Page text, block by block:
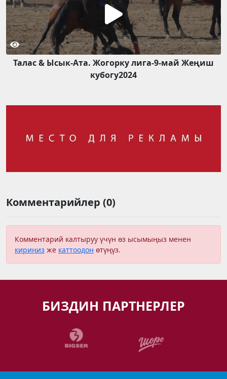
Талас & Ысык-Ата. Жогорку лига-9-май Жеңиш
кубогу2024
Комментарийлер (0)
Комментарий калтыруу үчүн өз ысымыңыз менен
кириңиз же каттоодон өтүңүз.
БИЗДИН ПАРТНЕРЛЕР